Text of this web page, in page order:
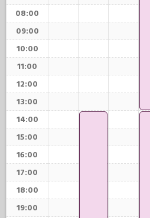
08:00
09:00
10:00
11:00
12:00
13:00
14:00
15:00
16:00
17:00
18:00
19:00